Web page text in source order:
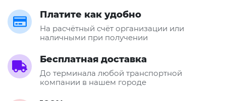
Платите как удобно
На расчётный счёт организации или
наличными при получении
Бесплатная доставка
До терминала любой транспортной
компании в нашем городе